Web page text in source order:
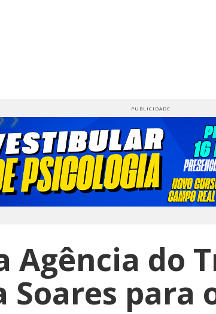
Agência do
para